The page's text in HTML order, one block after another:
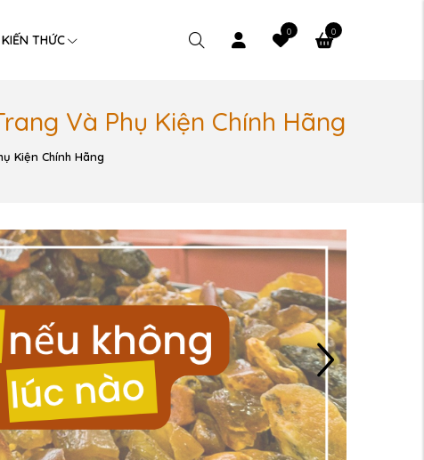
KIẾN THỨC
0
0
Và Phụ Kiện Chính Hãng
Kiện Chính Hãng